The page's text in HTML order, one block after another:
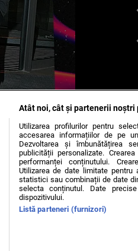
Atât noi, cât și partenerii
Utilizarea profilurilor pentru
accesarea informațiilor de pe
Dezvoltarea și îmbunătățirea
publicității personalizate.
performanței conținutului.
Utilizarea de date limitate pentru
statistici sau combinații de date
selecta conținutul. Date
dispozitivului.
Listă parteneri (furnizori)